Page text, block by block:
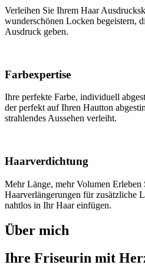
Verleihen Sie Ihrem Haar
wunderschönen Locken begeistern,
Ausdruck geben.
Farbexpertise
Ihre perfekte Farbe, individuell
der perfekt auf Ihren Hautton
strahlendes Aussehen verleiht.
Haarverdichtung
Mehr Länge, mehr Volumen Erleben
Haarverlängerungen für zusätzliche
nahtlos in Ihr Haar einfügen.
Über mich
Ihre Friseurin mit